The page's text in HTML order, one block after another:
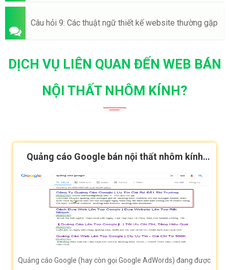
Câu hỏi 9: Các thuật ngữ thiết kế website thường gặp
DỊCH VỤ LIÊN QUAN ĐẾN WEB BÁN
NỘI THẤT NHÔM KÍNH?
Quảng cáo Google bán nội thất nhôm kính
Quảng cáo Google (hay còn gọi Google AdWords) đang được